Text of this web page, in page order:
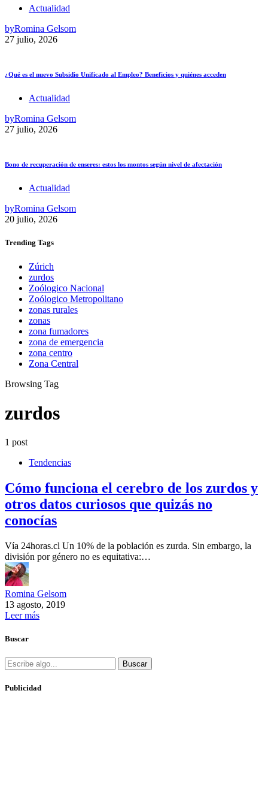
Actualidad
byRomina Gelsom
27 julio, 2026
¿Qué es el nuevo Subsidio Unificado al Empleo? Beneficios y quiénes acceden
Actualidad
byRomina Gelsom
27 julio, 2026
Bono de recuperación de enseres: estos los montos según nivel de afectación
Actualidad
byRomina Gelsom
20 julio, 2026
Trending Tags
Zúrich
zurdos
Zoólogico Nacional
Zoólogico Metropolitano
zonas rurales
zonas
zona fumadores
zona de emergencia
zona centro
Zona Central
Browsing Tag
zurdos
1 post
Tendencias
Cómo funciona el cerebro de los zurdos y
otros datos curiosos que quizás no
conocías
Vía 24horas.cl Un 10% de la población es zurda. Sin embargo, la
división por género no es equitativa:…
Romina Gelsom
13 agosto, 2019
Leer más
Buscar
Buscar
Publicidad